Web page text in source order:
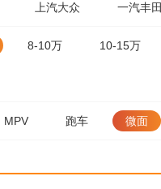
上汽大众 一汽丰田
8-10万 10-15万
MPV 跑车 微面